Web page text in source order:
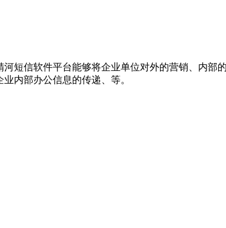
短信软件平台能够将企业单位对外的营销、内部
内部办公信息的传递、等。